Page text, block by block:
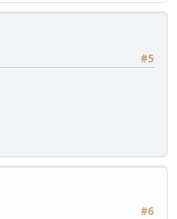
#5
#6